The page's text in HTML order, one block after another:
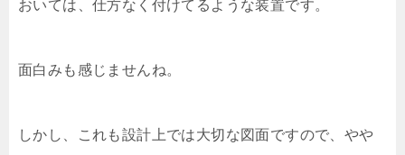
おいては、仕方なく付けてるような装置です。
面白みも感じませんね。
しかし、これも設計上では大切な図面ですので、やや